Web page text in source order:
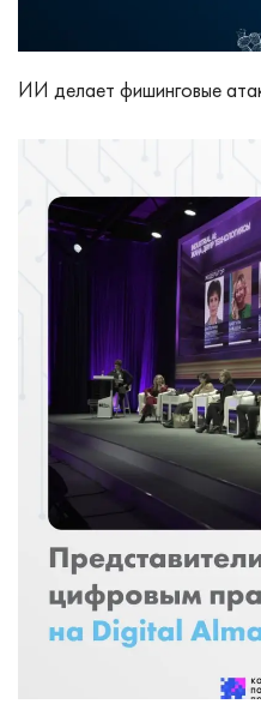
ИИ делает фишинговые